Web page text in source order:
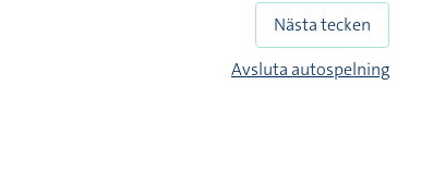
Nästa tecken
Avsluta autospelning